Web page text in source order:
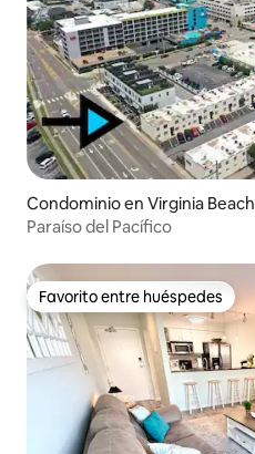
Condominio en Virginia Beach
Paraíso del Pacífico
Favorito entre huéspedes
Favorito entre huéspedes